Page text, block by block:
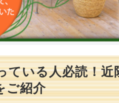
ている人必読！近
ご紹介